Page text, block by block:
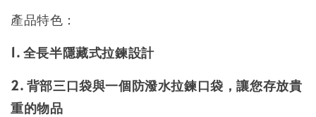
產品特色：
1. 全長半隱藏式拉鍊設計
2. 背部三口袋與一個防潑水拉鍊口袋，讓您存放貴
重的物品